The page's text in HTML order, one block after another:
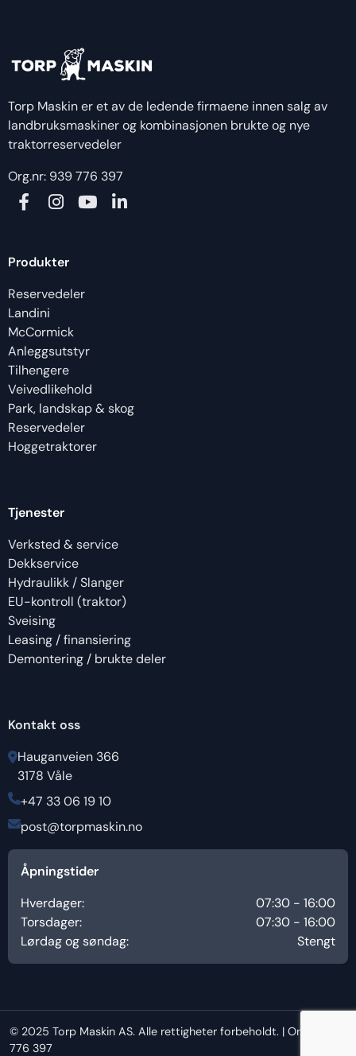
Torp Maskin er et av de ledende firmaene innen salg av
landbruksmaskiner og kombinasjonen brukte og nye
traktorreservedeler
Org.nr: 939 776 397
Produkter
Reservedeler
Landini
McCormick
Anleggsutstyr
Tilhengere
Veivedlikehold
Park, landskap & skog
Reservedeler
Hoggetraktorer
Tjenester
Verksted & service
Dekkservice
Hydraulikk / Slanger
EU-kontroll (traktor)
Sveising
Leasing / finansiering
Demontering / brukte deler
Kontakt oss
Hauganveien 366
3178 Våle
+47 33 06 19 10
post@torpmaskin.no
Åpningstider
Hverdager:
07:30 - 16:00
Torsdager:
07:30 - 16:00
Lørdag og søndag:
Stengt
© 2025 Torp Maskin AS. Alle rettigheter forbeholdt. | Org.nr: 939
776 397